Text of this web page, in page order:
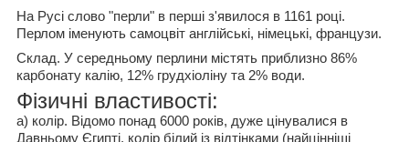
На Русі слово "перли" в перші з'явилося в 1161 році.
Перлом іменують самоцвіт англійські, німецькі, французи.
Склад. У середньому перлини містять приблизно 86%
карбонату калію, 12% грудхіоліну та 2% води.
Фізичні властивості:
а) колір. Відомо понад 6000 років, дуже цінувалися в
Давньому Єгипті, колір білий із відтінками (найцінніші